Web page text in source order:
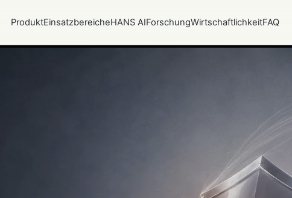
ProduktEinsatzbereicheHANS AIForschungWirtschaftlichkeitFAQ